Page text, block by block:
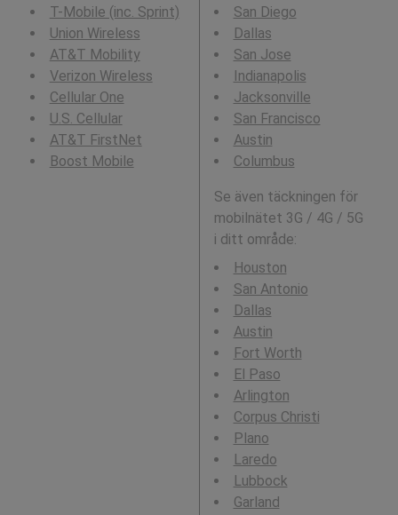
T-Mobile (inc. Sprint)
Union Wireless
AT&T Mobility
Verizon Wireless
Cellular One
U.S. Cellular
AT&T FirstNet
Boost Mobile
San Diego
Dallas
San Jose
Indianapolis
Jacksonville
San Francisco
Austin
Columbus
Se även täckningen för
mobilnätet 3G / 4G / 5G
i ditt område:
Houston
San Antonio
Dallas
Austin
Fort Worth
El Paso
Arlington
Corpus Christi
Plano
Laredo
Lubbock
Garland